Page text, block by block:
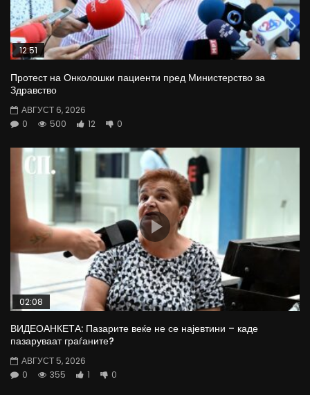
12:51
Протест на Онколошки пациенти пред Министерство за
Здравство
АВГУСТ 6, 2026
0
500 12 0
02:08
ВИДЕОАНКЕТА: Пазарите веќе не се најевтини – каде
пазаруваат граѓаните?
АВГУСТ 5, 2026
0
355 1 0